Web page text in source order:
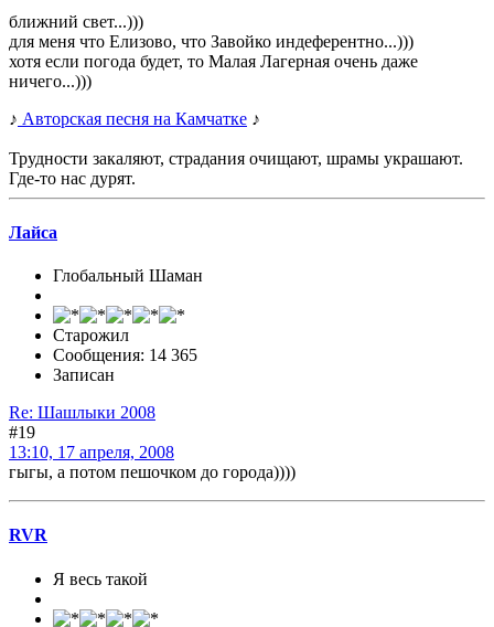
ближний свет...)))
для меня что Елизово, что Завойко индеферентно...)))
хотя если погода будет, то Малая Лагерная очень даже
ничего...)))
♪ Авторская песня на Камчатке ♪
Трудности закаляют, страдания очищают, шрамы украшают.
Где-то нас дурят.
Лайса
Глобальный Шаман
Старожил
Сообщения: 14 365
Записан
Re: Шашлыки 2008
#19
13:10, 17 апреля, 2008
гыгы, а потом пешочком до города))))
RVR
Я весь такой